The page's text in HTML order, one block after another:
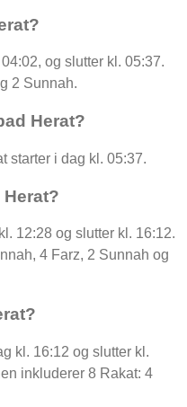
og slutter kl. 05:37.
2 Sunnah.
Herat?
starter i dag kl. 05:37.
12:28 og slutter kl. 16:12.
4 Farz, 2 Sunnah og
kl. 16:12 og slutter kl.
inkluderer 8 Rakat: 4